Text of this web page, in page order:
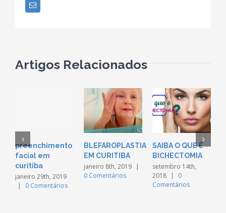
Email
Artigos Relacionados
preenchimento
facial em
curitiba
janeiro 29th, 2019
|
0 Comentários
BLEFAROPLASTIA
EM CURITIBA
janeiro 8th, 2019
|
0 Comentários
SAIBA O QUE É
BICHECTOMIA
setembro 14th,
2018
|
0
Comentários